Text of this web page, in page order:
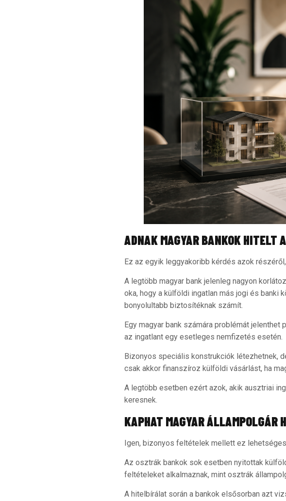
ADNAK MAGYAR BANKOK HITELT
Ez az egyik leggyakoribb kérdés azok
A legtöbb magyar bank jelenleg nagyon
oka, hogy a külföldi ingatlan más jogi és banki
bonyolultabb biztosítéknak számít.
Egy magyar bank számára problémát
az ingatlant egy esetleges nemfizetés esetén.
Bizonyos speciális konstrukciók létezhetnek,
csak akkor finanszíroz külföldi vásárlást, ha
A legtöbb esetben ezért azok, akik ausztriai
keresnek.
KAPHAT MAGYAR
Igen, bizonyos feltételek mellett ez
Az osztrák bankok sok esetben nyitottak
feltételeket alkalmaznak, mint osztrák
A hitelbírálat során a bankok elsősorban azt